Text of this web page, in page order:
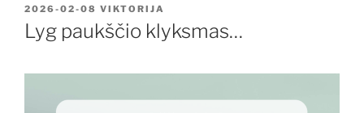
PASKELBTA
2026-02-08 VIKTORIJA
Lyg paukščio klyksmas…